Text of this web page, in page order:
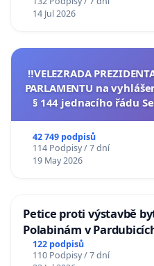
14 Jul 2026
‼️VELEZRADA
PARLAMENTU na
§ 144 jednacího řádu
42 749 podpisů
114 Podpisy / 7 dní
19 May 2026
Petice proti výstavbě
Polabinám v
122 podpisů
110 Podpisy / 7 dní